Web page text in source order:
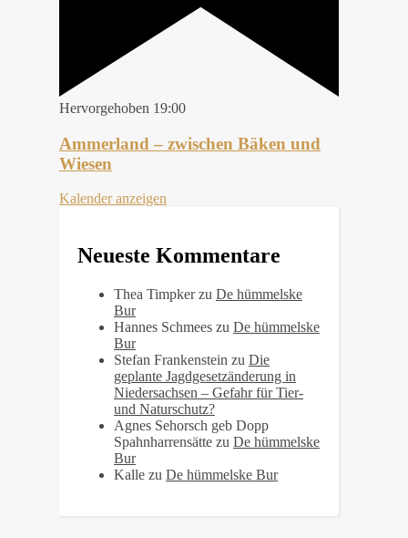
Hervorgehoben 19:00
Ammerland – zwischen Bäken und
Wiesen
Kalender anzeigen
Neueste Kommentare
Thea Timpkerzu De hümmelske
Bur
Hannes Schmees zu De hümmelske
Bur
Stefan Frankenstein zu Die
geplante Jagdgesetzänderung in
Niedersachsen – Gefahr für Tier-
und Naturschutz?
Agnes Sehorsch geb Dopp
Spahnharrensätte zu De hümmelske
Bur
Kalle zu De hümmelske Bur